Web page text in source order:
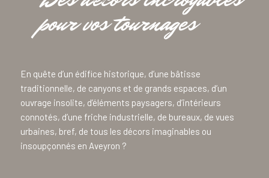
En quête d’un édifice historique, d’une bâtisse
traditionnelle, de canyons et de grands espaces, d’un
ouvrage insolite, d’éléments paysagers, d’intérieurs
connotés, d’une friche industrielle, de bureaux, de vues
urbaines, bref, de tous les décors imaginables ou
insoupçonnés en Aveyron ?